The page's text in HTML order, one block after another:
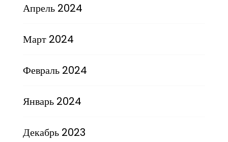
Апрель 2024
Март 2024
Февраль 2024
Январь 2024
Декабрь 2023